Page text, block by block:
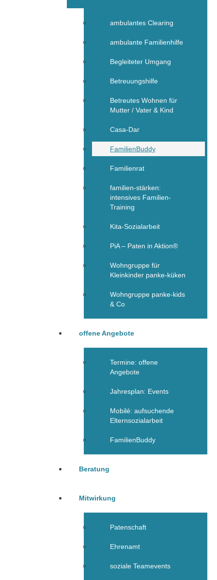
ambulantes Clearing
ambulante Familienhilfe
Begleiteter Umgang
Betreuungshilfe
Betreutes Wohnen für
Mutter / Vater & Kind
Casa-Dar
FamilienBuddy
Familienrat
familien-stärken:
intensives Familien-
Training
Kita-Sozialarbeit
PiA – Paten in Aktion®
Wohngruppe für
Kleinkinder panke-küken
Wohngruppe panke-kids
& Co
offene Angebote
Termine: offene
Angebote
Jahresplan: Events
Mobilé: aufsuchende
Elternsozialarbeit
FamilienBuddy
Beratung
Mitwirkung
Patenschaft
Ehrenamt
soziale Teamevents